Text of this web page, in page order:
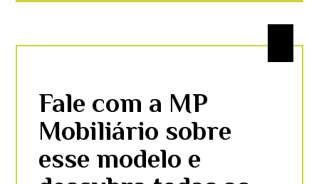
Fale com a MP
Mobiliário sobre
esse modelo e